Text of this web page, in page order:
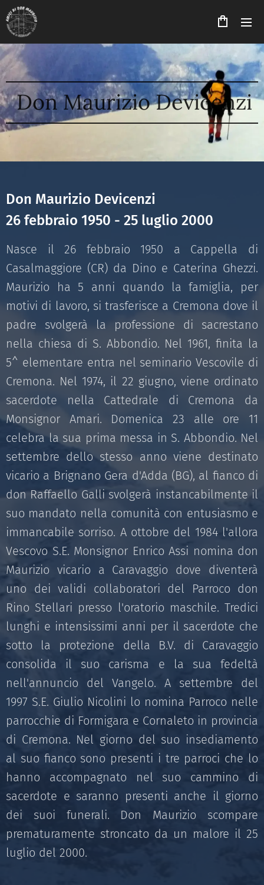
Don Maurizio Devicenzi
Don Maurizio Devicenzi
26 febbraio 1950 - 25 luglio 2000
Nasce il 26 febbraio 1950 a Cappella di
Casalmaggiore (CR) da Dino e Caterina Ghezzi.
Maurizio ha 5 anni quando la famiglia, per
motivi di lavoro, si trasferisce a Cremona dove il
padre svolgerà la professione di sacrestano
nella chiesa di S. Abbondio. Nel 1961, finita la
5^ elementare entra nel seminario Vescovile di
Cremona. Nel 1974, il 22 giugno, viene ordinato
sacerdote nella Cattedrale di Cremona da
Monsignor Amari. Domenica 23 alle ore 11
celebra la sua prima messa in S. Abbondio. Nel
settembre dello stesso anno viene destinato
vicario a Brignano Gera d'Adda (BG), al fianco di
don Raffaello Galli svolgerà instancabilmente il
suo mandato nella comunità con entusiasmo e
immancabile sorriso. A ottobre del 1984 l'allora
Vescovo S.E. Monsignor Enrico Assi nomina don
Maurizio vicario a Caravaggio dove diventerà
uno dei validi collaboratori del Parroco don
Rino Stellari presso l'oratorio maschile. Tredici
lunghi e intensissimi anni per il sacerdote che
sotto la protezione della B.V. di Caravaggio
consolida il suo carisma e la sua fedeltà
nell'annuncio del Vangelo. A settembre del
1997 S.E. Giulio Nicolini lo nomina Parroco nelle
parrocchie di Formigara e Cornaleto in provincia
di Cremona. Nel giorno del suo insediamento
al suo fianco sono presenti i tre parroci che lo
hanno accompagnato nel suo cammino di
sacerdote e saranno presenti anche il giorno
dei suoi funerali. Don Maurizio scompare
prematuramente stroncato da un malore il 25
luglio del 2000.